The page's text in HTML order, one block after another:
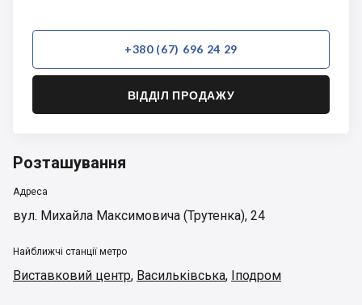
+380 (67) 696 24 29
ВІДДІЛ ПРОДАЖУ
Розташування
Адреса
вул. Михайла Максимовича (Трутенка), 24
Найближчі станції метро
Виставковий центр, Васильківська, Іподром